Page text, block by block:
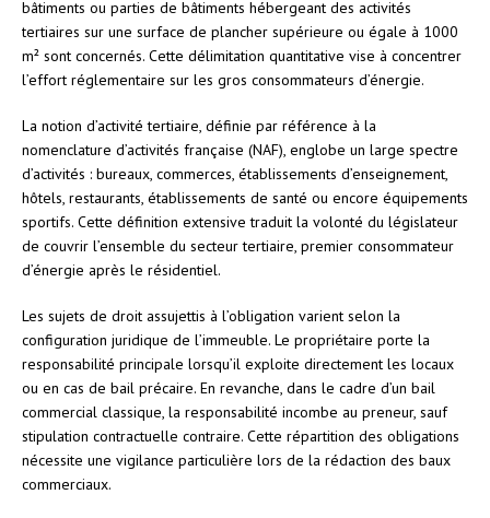
bâtiments ou parties de bâtiments hébergeant des activités
tertiaires sur une surface de plancher supérieure ou égale à 1000
m² sont concernés. Cette délimitation quantitative vise à concentrer
l’effort réglementaire sur les gros consommateurs d’énergie.
La notion d’activité tertiaire, définie par référence à la
nomenclature d’activités française (NAF), englobe un large spectre
d’activités : bureaux, commerces, établissements d’enseignement,
hôtels, restaurants, établissements de santé ou encore équipements
sportifs. Cette définition extensive traduit la volonté du législateur
de couvrir l’ensemble du secteur tertiaire, premier consommateur
d’énergie après le résidentiel.
Les sujets de droit assujettis à l’obligation varient selon la
configuration juridique de l’immeuble. Le propriétaire porte la
responsabilité principale lorsqu’il exploite directement les locaux
ou en cas de bail précaire. En revanche, dans le cadre d’un bail
commercial classique, la responsabilité incombe au preneur, sauf
stipulation contractuelle contraire. Cette répartition des obligations
nécessite une vigilance particulière lors de la rédaction des baux
commerciaux.